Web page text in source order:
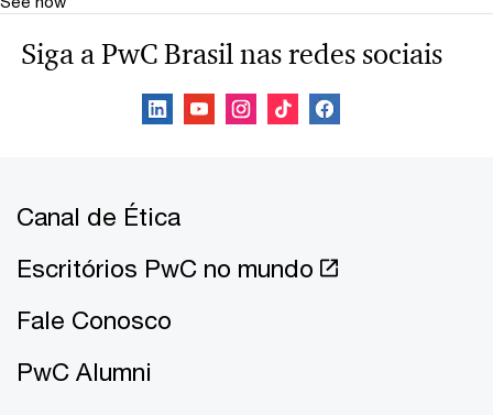
Siga a PwC Brasil nas redes sociais
Canal de Ética
Escritórios PwC no mundo
Fale Conosco
PwC Alumni